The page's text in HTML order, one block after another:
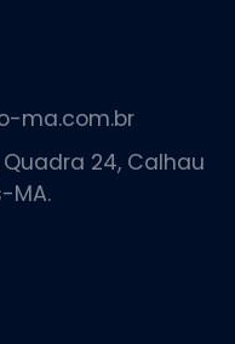
ma.com.br
24, Calhau
MA.